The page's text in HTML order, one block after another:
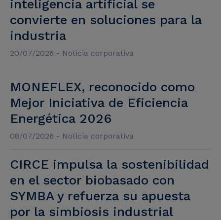
inteligencia artificial se
convierte en soluciones para la
industria
20/07/2026 - Noticia corporativa
MONEFLEX, reconocido como
Mejor Iniciativa de Eficiencia
Energética 2026
08/07/2026 - Noticia corporativa
CIRCE impulsa la sostenibilidad
en el sector biobasado con
SYMBA y refuerza su apuesta
por la simbiosis industrial